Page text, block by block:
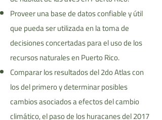
Proveer una base de datos confiable y útil
que pueda ser utilizada en la toma de
decisiones concertadas para el uso de los
recursos naturales en Puerto Rico.
Comparar los resultados del 2do Atlas con
los del primero y determinar posibles
cambios asociados a efectos del cambio
climático, el paso de los huracanes del 2017